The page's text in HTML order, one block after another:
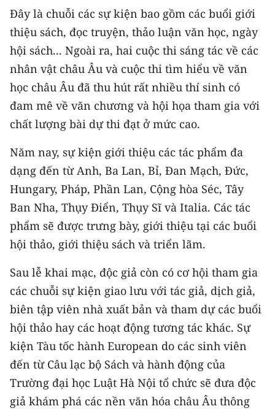
Video
Media Chính trị
Media Kinh tế
Media Văn hóa
Media Xã hội
Media Pháp luật
Media Du lịch
Media Thế giới
Media Thể thao
Media Y tế
Media Khoa học - Công nghệ
Media Môi trường
Ảnh
Infographic
Đây là chuỗi các sự kiện bao gồm các buổi giới
thiệu sách, đọc truyện, thảo luận văn học, ngày
hội sách... Ngoài ra, hai cuộc thi sáng tác về các
nhân vật châu Âu và cuộc thi tìm hiểu về văn
học châu Âu đã thu hút rất nhiều thí sinh có
đam mê về văn chương và hội họa tham gia với
chất lượng bài dự thi đạt ở mức cao.
Năm nay, sự kiện giới thiệu các tác phẩm đa
dạng đến từ Anh, Ba Lan, Bỉ, Đan Mạch, Đức,
Hungary, Pháp, Phần Lan, Cộng hòa Séc, Tây
Ban Nha, Thụy Điển, Thụy Sĩ và Italia. Các tác
phẩm sẽ được trưng bày, giới thiệu tại các buổi
hội thảo, giới thiệu sách và triển lãm.
Sau lễ khai mạc, độc giả còn có cơ hội tham gia
các chuỗi sự kiện giao lưu với tác giả, dịch giả,
biên tập viên nhà xuất bản và tham dự các buổi
hội thảo hay các hoạt động tương tác khác. Sự
kiện Tàu tốc hành European do các sinh viên
đến từ Câu lạc bộ Sách và hành động của
Trường đại học Luật Hà Nội tổ chức sẽ đưa độc
giả khám phá các nền văn hóa châu Âu thông